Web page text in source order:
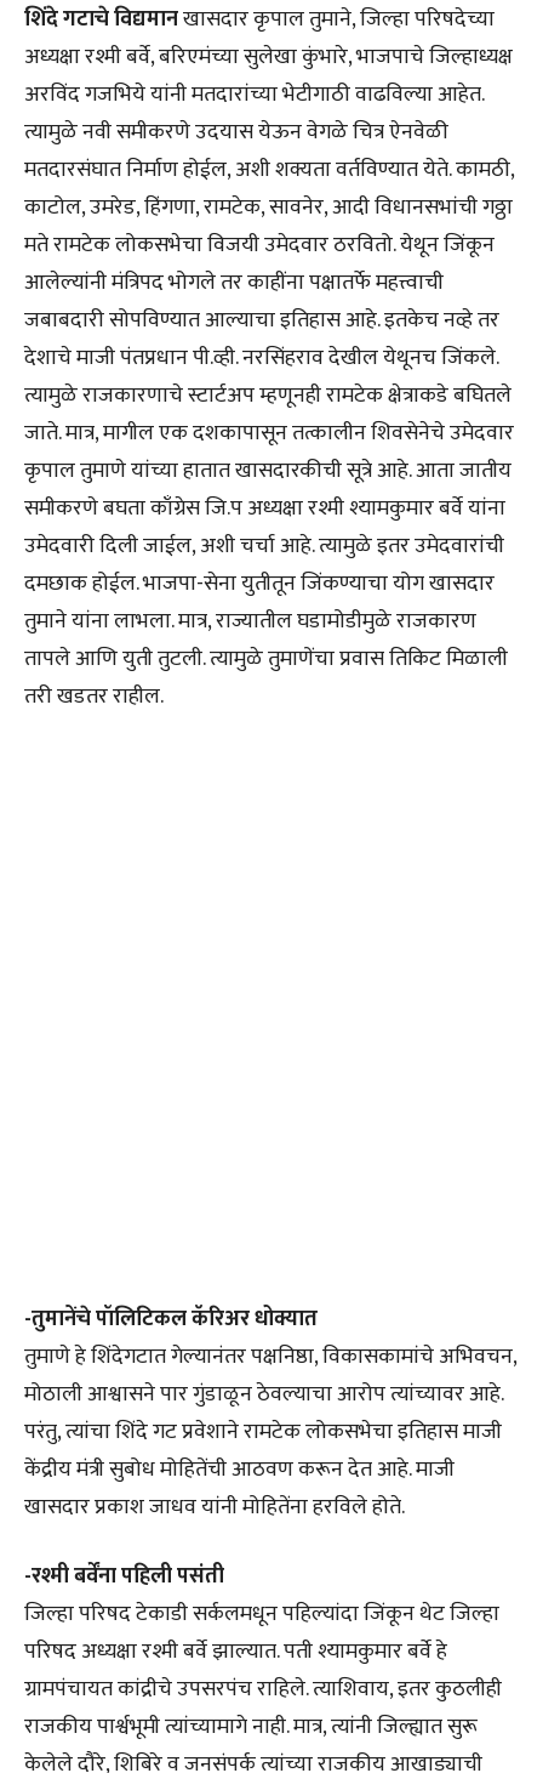
शिंदे गटाचे विद्यमानखासदार कृपाल तुमाने, जिल्हा परिषदेच्या
अध्यक्षा रश्मी बर्वे, बरिएमंच्या सुलेखा कुंभारे, भाजपाचे जिल्हाध्यक्ष
अरविंद गजभिये यांनी मतदारांच्या भेटीगाठी वाढविल्या आहेत.
त्यामुळे नवी समीकरणे उदयास येऊन वेगळे चित्र ऐनवेळी
मतदारसंघात निर्माण होईल, अशी शक्यता वर्तविण्यात येते. कामठी,
काटोल, उमरेड, हिंगणा, रामटेक, सावनेर, आदी विधानसभांची गठ्ठा
मते रामटेक लोकसभेचा विजयी उमेदवार ठरवितो. येथून जिंकून
आलेल्यांनी मंत्रिपद भोगले तर काहींना पक्षातर्फे महत्त्वाची
जबाबदारी सोपविण्यात आल्याचा इतिहास आहे. इतकेच नव्हे तर
देशाचे माजी पंतप्रधान पी.व्ही. नरसिंहराव देखील येथूनच जिंकले.
त्यामुळे राजकारणाचे स्टार्टअप म्हणूनही रामटेक क्षेत्राकडे बघितले
जाते. मात्र, मागील एक दशकापासून तत्कालीन शिवसेनेचे उमेदवार
कृपाल तुमाणे यांच्या हातात खासदारकीची सूत्रे आहे. आता जातीय
समीकरणे बघता काँग्रेस जि.प अध्यक्षा रश्मी श्यामकुमार बर्वे यांना
उमेदवारी दिली जाईल, अशी चर्चा आहे. त्यामुळे इतर उमेदवारांची
दमछाक होईल. भाजपा-सेना युतीतून जिंकण्याचा योग खासदार
तुमाने यांना लाभला. मात्र, राज्यातील घडामोडीमुळे राजकारण
तापले आणि युती तुटली. त्यामुळे तुमाणेंचा प्रवास तिकिट मिळाली
तरी खडतर राहील.
-तुमानेंचे पॉलिटिकल कॅरिअर धोक्यात
तुमाणे हे शिंदेगटात गेल्यानंतर पक्षनिष्ठा, विकासकामांचे अभिवचन,
मोठाली आश्वासने पार गुंडाळून ठेवल्याचा आरोप त्यांच्यावर आहे.
परंतु, त्यांचा शिंदे गट प्रवेशाने रामटेक लोकसभेचा इतिहास माजी
केंद्रीय मंत्री सुबोध मोहितेंची आठवण करून देत आहे. माजी
खासदार प्रकाश जाधव यांनी मोहितेंना हरविले होते.
-रश्मी बर्वेंना पहिली पसंती
जिल्हा परिषद टेकाडी सर्कलमधून पहिल्यांदा जिंकून थेट जिल्हा
परिषद अध्यक्षा रश्मी बर्वे झाल्यात. पती श्यामकुमार बर्वे हे
ग्रामपंचायत कांद्रीचे उपसरपंच राहिले. त्याशिवाय, इतर कुठलीही
राजकीय पार्श्वभूमी त्यांच्यामागे नाही. मात्र, त्यांनी जिल्ह्यात सुरू
केलेले दौरे, शिबिरे व जनसंपर्क त्यांच्या राजकीय आखाड्याची